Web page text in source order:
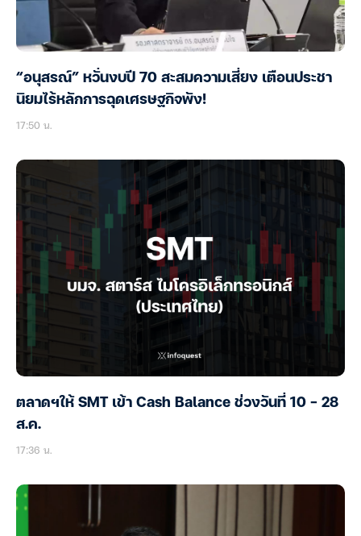
“อนุสรณ์” หวั่นงบปี 70 สะสมความเสี่ยง เตือนประชา
นิยมไร้หลักการฉุดเศรษฐกิจพัง!
17:50 น.
ตลาดฯให้ SMT เข้า Cash Balance ช่วงวันที่ 10 – 28
ส.ค.
17:36 น.